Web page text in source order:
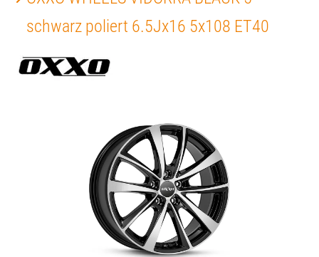
schwarz poliert 6.5Jx16 5x108 ET40